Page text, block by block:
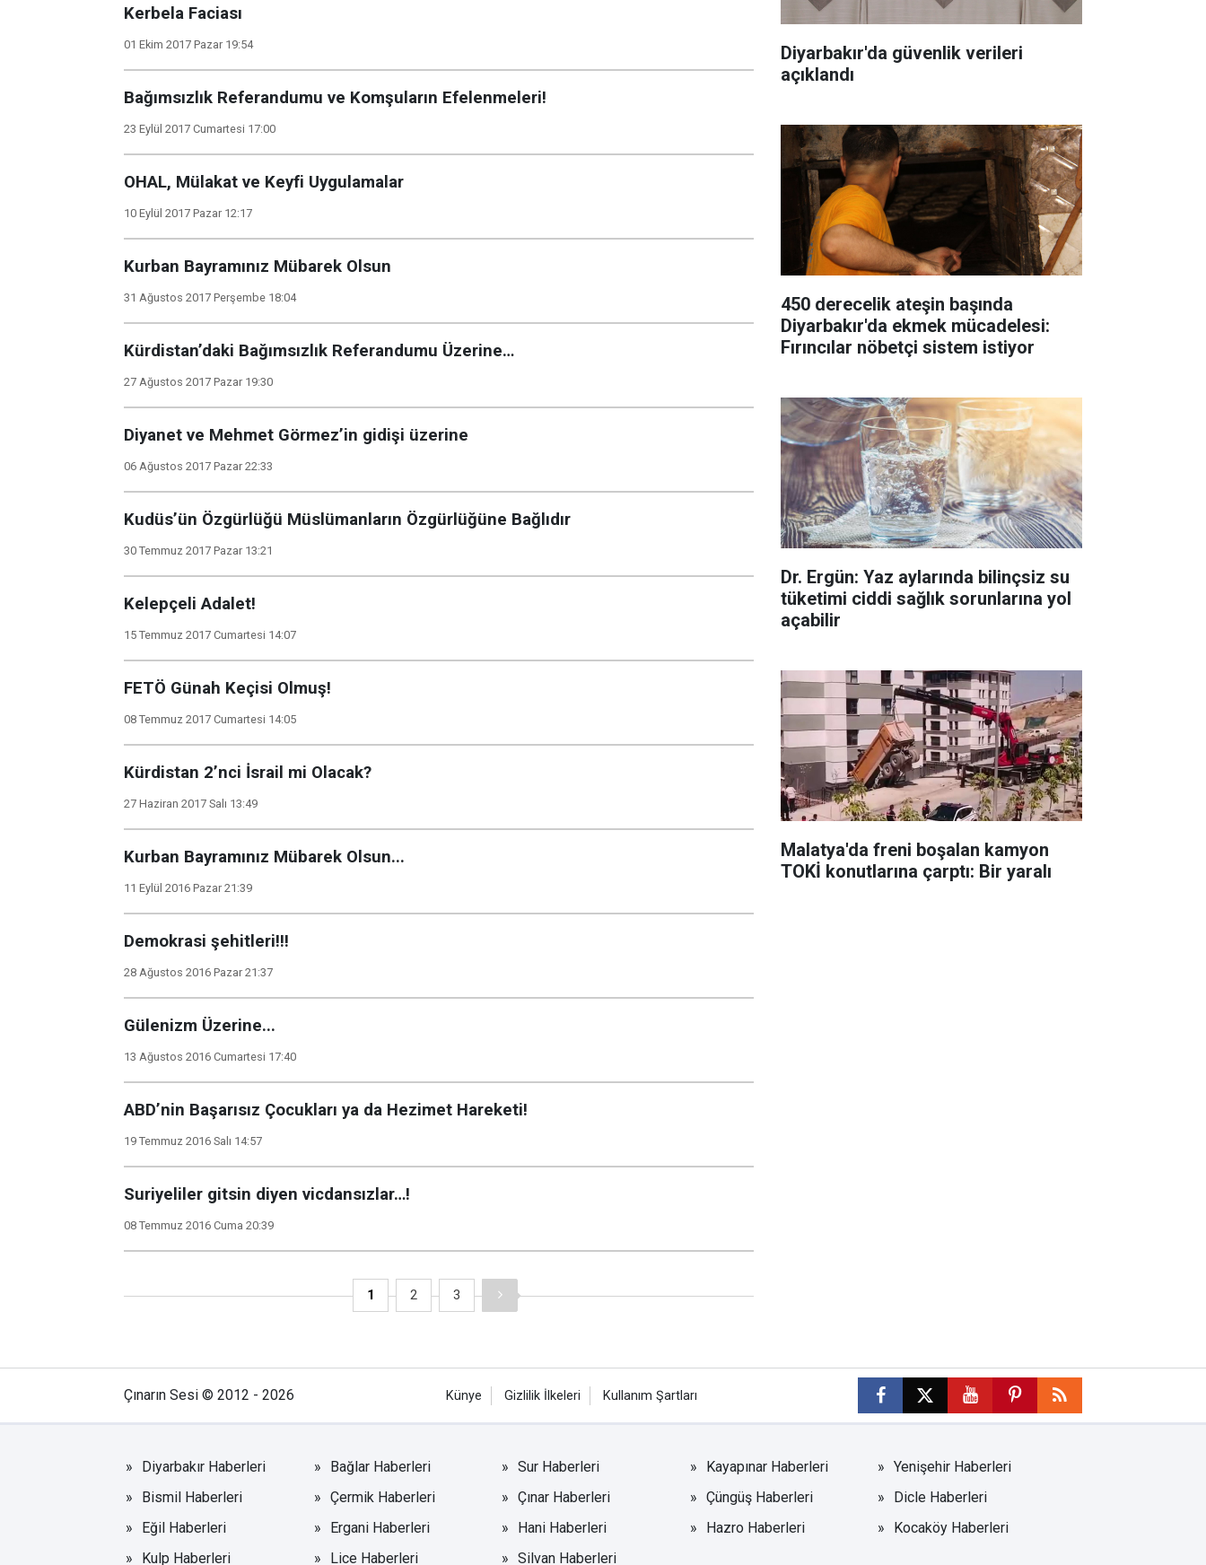
Kerbela Faciası
01 Ekim 2017 Pazar 19:54
Bağımsızlık Referandumu ve Komşuların Efelenmeleri!
23 Eylül 2017 Cumartesi 17:00
OHAL, Mülakat ve Keyfi Uygulamalar
10 Eylül 2017 Pazar 12:17
Kurban Bayramınız Mübarek Olsun
31 Ağustos 2017 Perşembe 18:04
Kürdistan’daki Bağımsızlık Referandumu Üzerine…
27 Ağustos 2017 Pazar 19:30
Diyanet ve Mehmet Görmez’in gidişi üzerine
06 Ağustos 2017 Pazar 22:33
Kudüs’ün Özgürlüğü Müslümanların Özgürlüğüne Bağlıdır
30 Temmuz 2017 Pazar 13:21
Kelepçeli Adalet!
15 Temmuz 2017 Cumartesi 14:07
FETÖ Günah Keçisi Olmuş!
08 Temmuz 2017 Cumartesi 14:05
Kürdistan 2’nci İsrail mi Olacak?
27 Haziran 2017 Salı 13:49
Kurban Bayramınız Mübarek Olsun...
11 Eylül 2016 Pazar 21:39
Demokrasi şehitleri!!!
28 Ağustos 2016 Pazar 21:37
Gülenizm Üzerine...
13 Ağustos 2016 Cumartesi 17:40
ABD’nin Başarısız Çocukları ya da Hezimet Hareketi!
19 Temmuz 2016 Salı 14:57
Suriyeliler gitsin diyen vicdansızlar…!
08 Temmuz 2016 Cuma 20:39
1 2 3
Diyarbakır'da güvenlik verileri
açıklandı
450 derecelik ateşin başında
Diyarbakır'da ekmek mücadelesi:
Fırıncılar nöbetçi sistem istiyor
Dr. Ergün: Yaz aylarında bilinçsiz su
tüketimi ciddi sağlık sorunlarına yol
açabilir
Malatya'da freni boşalan kamyon
TOKİ konutlarına çarptı: Bir yaralı
Çınarın Sesi © 2012 - 2026 Künye Gizlilik İlkeleri Kullanım Şartları
Diyarbakır Haberleri Bağlar Haberleri Sur Haberleri Kayapınar Haberleri
Yenişehir Haberleri
Bismil Haberleri
Çermik Haberleri Çınar Haberleri Çüngüş Haberleri
Dicle Haberleri
Eğil Haberleri
Ergani Haberleri Hani Haberleri Hazro Haberleri
Kocaköy Haberleri
Kulp Haberleri
Lice Haberleri Silvan Haberleri